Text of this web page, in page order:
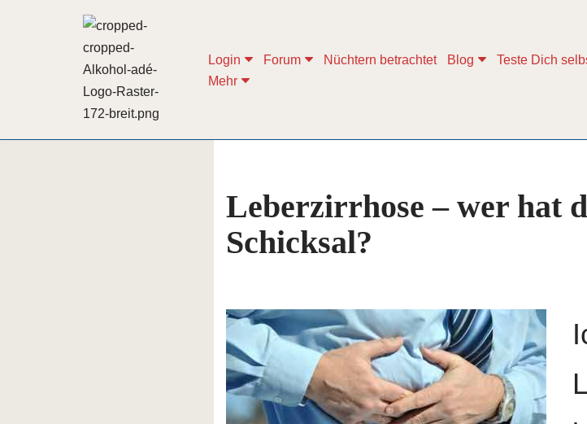
Login Forum Nüchtern betrachtet Blog Teste Dich
Mehr
Leberzirrhose – wer hat
Schicksal?